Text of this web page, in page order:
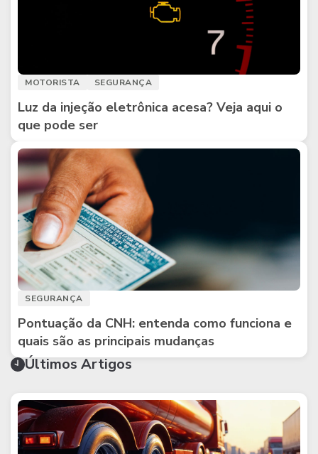
MOTORISTA SEGURANÇA
Luz da injeção eletrônica acesa? Veja aqui o
que pode ser
SEGURANÇA
Pontuação da CNH: entenda como funciona e
quais são as principais mudanças
Últimos Artigos